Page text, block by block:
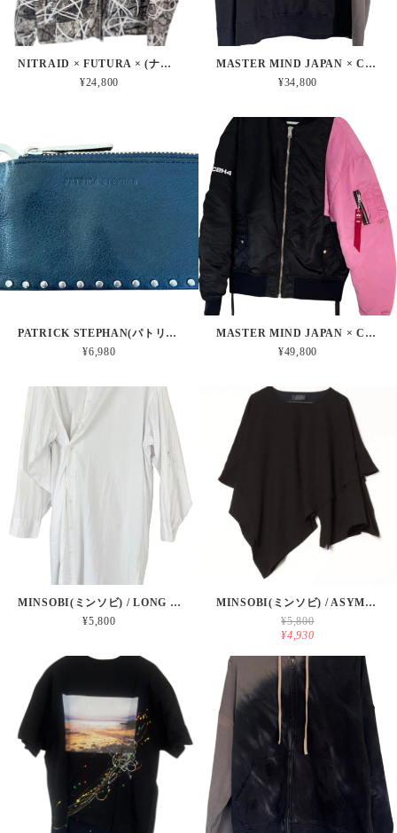
NITRAID × FUTURA × (ナイトレイド × フューチュラ) / REAL CONCRETE PRINT ZIP UP PAKER
¥24,800
MASTER MIND JAPAN × C2H4 × (マスターマインドジャパン) / SKULL PRINT PAKER
¥34,800
PATRICK STEPHAN(パトリック ステファン) / STUDS LEATHER KEY CASE
¥6,980
MASTER MIND JAPAN × C2H4 × ALPHA INDUSTRIES(マスターマインドジャパン) / REVERSIBLE MA-1 JAKET
¥49,800
MINSOBI(ミンソビ) / LONG WHITE SHIRT
¥5,800
MINSOBI(ミンソビ) / ASYMMETRY CUT SOW
¥5,800
¥4,930